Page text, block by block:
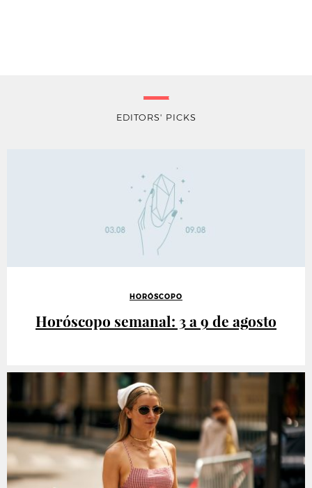
EDITORS' PICKS
HORÓSCOPO
Horóscopo semanal: 3 a 9 de agosto